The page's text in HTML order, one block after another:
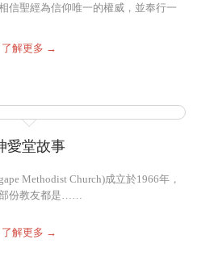
信聖經為信仰唯一的權威，並奉行一
了解更多 →
愛堂故事
Methodist Church)成立於1966年，
部份教友都是……
了解更多 →